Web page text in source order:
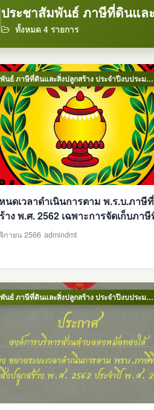
ประชาสัมพันธ์ ภาษีที่ดินแล
ทั้งหมด 4 รายการ
ประชาสัมพันธ์ ภาษีที่ดินและสิ่งปลูกสร้าง ประจำปีงบประมาณ 2569
นดเวลาดำเนินการตาม พ.ร.บ.ภาษี
เฉพาะการจัดเก็บภาษีที่ดินและ
ง ประจำปี พ.ศ. 2567
กายน 2566 admindmt
ประชาสัมพันธ์ ภาษีที่ดินและสิ่งปลูกสร้าง ประจำปีงบประมาณ 2569